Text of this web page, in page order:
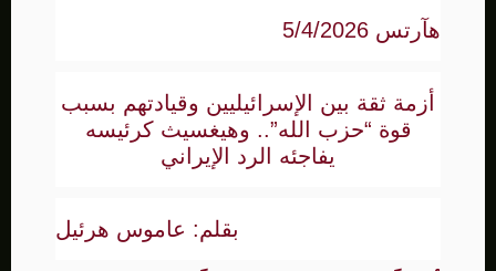
هآرتس 5/4/2026
أزمة ثقة بين الإسرائيليين وقيادتهم بسبب
قوة “حزب الله”.. وهيغسيث كرئيسه
يفاجئه الرد الإيراني
بقلم: عاموس هرئيل